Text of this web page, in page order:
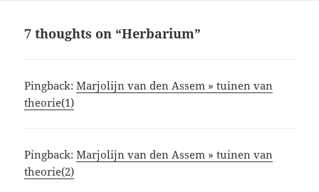
7 thoughts on “Herbarium”
Pingback:Marjolijn van den Assem » tuinen van
theorie(1)
Pingback:Marjolijn van den Assem » tuinen van
theorie(2)